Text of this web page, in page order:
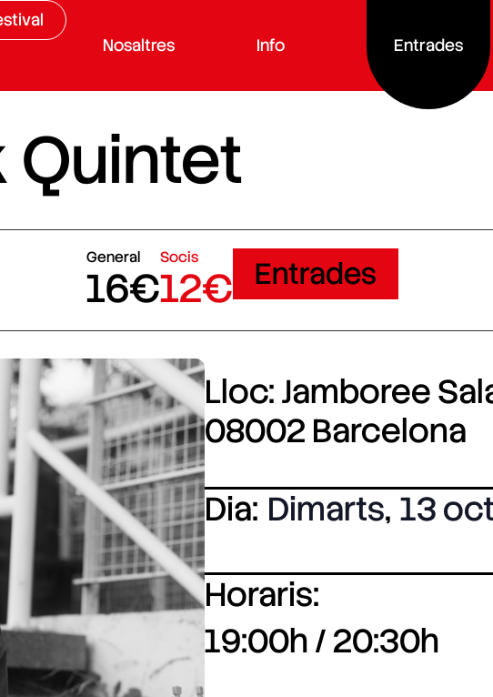
Nosaltres
Info Entrades
Quintet
General
16€
Socis
12€ Entrades
Lloc: Jamboree
08002 Barcelona
Dia: Dimarts, 13
Horaris:
19:00h / 20:30h